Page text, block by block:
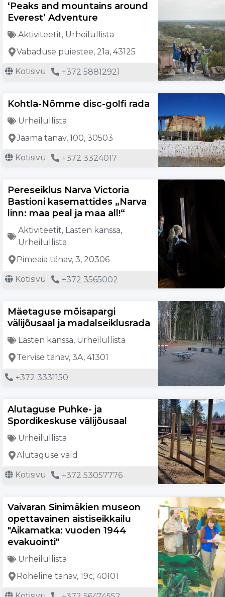
‘Peaks and mountains around
Everest’ Adventure
Aktiviteetit, Urheilullista
Vabaduse puiestee, 21a, 43125
Kotisivu +372 58812921
Kohtla-Nõmme disc-golfi rada
Urheilullista
Jaama tänav, 100, 30503
Kotisivu +372 3324017
Pereseiklus Narva Victoria
Bastioni kasemattides „Narva
linn: maa peal ja maa all!“
Aktiviteetit, Lasten kanssa,
Urheilullista
Pimeaia tänav, 3, 20306
Kotisivu +372 3565002
Mäetaguse mõisapargi
välijõusaal ja madalseiklusrada
Lasten kanssa, Urheilullista
Tervise tänav, 3A, 41301
+372 3331150
Alutaguse Puhke- ja
Spordikeskuse välijõusaal
Urheilullista
Alutaguse vald
Kotisivu +372 53057776
Vaivaran Sinimäkien museon
opettavainen aistiseikkailu
"Aikamatka: vuoden 1944
evakuointi"
Urheilullista
Roheline tänav, 19c, 40101